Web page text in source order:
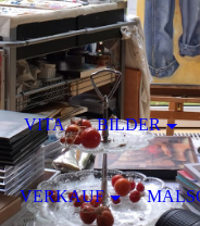
VITA BILDER
VERKAUF